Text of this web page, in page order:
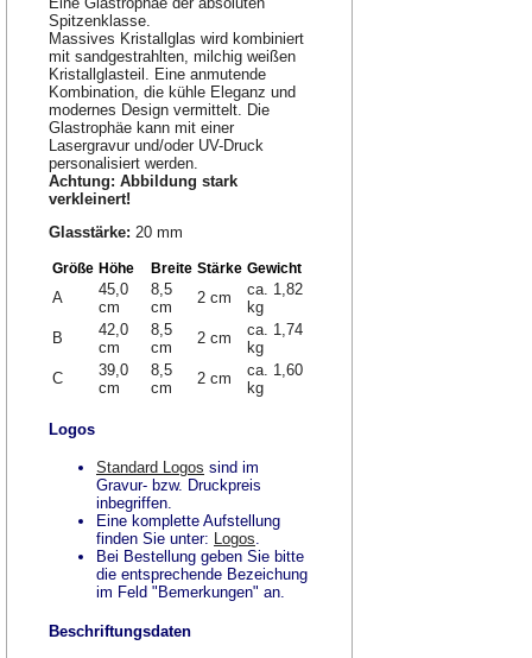
Spitzenklasse.
Massives Kristallglas wird kombiniert
mit sandgestrahlten, milchig weißen
Kristallglasteil. Eine anmutende
Kombination, die kühle Eleganz und
modernes Design vermittelt. Die
Glastrophäe kann mit einer
Lasergravur und/oder UV-Druck
personalisiert werden.
Achtung: Abbildung stark
verkleinert!
Glasstärke: 20 mm
Größe Höhe Breite Stärke Gewicht
A
45,0
cm
8,5
cm
2 cm
ca. 1,82
kg
B
42,0
cm
8,5
cm
2 cm
ca. 1,74
kg
C
39,0
cm
8,5
cm
2 cm
ca. 1,60
kg
Logos
Standard Logos sind im
Gravur- bzw. Druckpreis
inbegriffen.
Eine komplette Aufstellung
finden Sie unter: Logos.
Bei Bestellung geben Sie bitte
die entsprechende Bezeichung
im Feld "Bemerkungen" an.
Beschriftungsdaten